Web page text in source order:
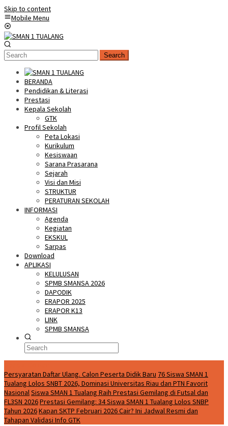
Skip to content
Mobile Menu
Search
BERANDA
Pendidikan & Literasi
Prestasi
Kepala Sekolah
GTK
Profil Sekolah
Peta Lokasi
Kurikulum
Kesiswaan
Sarana Prasarana
Sejarah
Visi dan Misi
STRUKTUR
PERATURAN SEKOLAH
INFORMASI
Agenda
Kegiatan
EKSKUL
Sarpas
Download
APLIKASI
KELULUSAN
SPMB SMANSA 2026
DAPODIK
ERAPOR 2025
ERAPOR K13
LINK
SPMB SMANSA
Persyaratan Daftar Ulang. Calon Peserta Didik Baru 76 Siswa SMAN 1
Tualang Lolos SNBT 2026, Dominasi Universitas Riau dan PTN Favorit
NasionalSiswa SMAN 1 Tualang Raih Prestasi Gemilang di Futsal dan
FL3SN 2026Prestasi Gemilang: 34 Siswa SMAN 1 Tualang Lolos SNBP
Tahun 2026Kapan SKTP Februari 2026 Cair? Ini Jadwal Resmi dan
Tahapan Validasi Info GTK